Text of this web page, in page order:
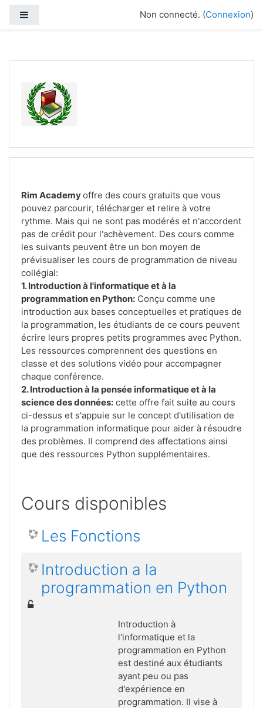
We are in the first screen
Non connecté. (Connexion)
Rim Academyoffre des cours gratuits que vous
pouvez parcourir, télécharger et relire à votre
rythme. Mais qui ne sont pas modérés et n'accordent
pas de crédit pour l'achèvement. Des cours comme
les suivants peuvent être un bon moyen de
prévisualiser les cours de programmation de niveau
collégial:
1. Introduction à l'informatique et à la
programmation en Python: Conçu comme une
introduction aux bases conceptuelles et pratiques de
la programmation, les étudiants de ce cours peuvent
écrire leurs propres petits programmes avec Python.
Les ressources comprennent des questions en
classe et des solutions vidéo pour accompagner
chaque conférence.
2. Introduction à la pensée informatique et à la
science des données: cette offre fait suite au cours
ci-dessus et s'appuie sur le concept d'utilisation de
la programmation informatique pour aider à résoudre
des problèmes. Il comprend des affectations ainsi
que des ressources Python supplémentaires.
Cours disponibles
Les Fonctions
Introduction a la
programmation en Python
Introduction à
l'informatique et la
programmation en Python
est destiné aux étudiants
ayant peu ou pas
d'expérience en
programmation. Il vise à